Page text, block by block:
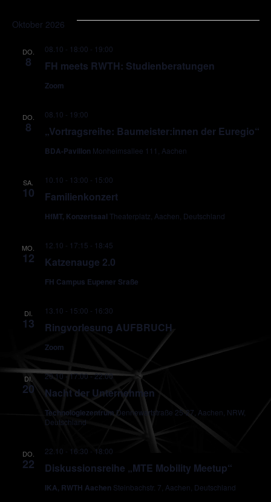
Oktober 2026
DO.
8 FH meets RWTH: Studienberatungen
08.10 - 18:00 - 19:00
Zoom
DO.
8 „Vortragsreihe: Baumeister:innen der Euregio“
08.10 - 19:00
BDA-Pavillon Monheimsallee 111, Aachen
SA.
10 Familienkonzert
10.10 - 13:00 - 15:00
HfMT, Konzertsaal Theaterplatz, Aachen, Deutschland
MO.
12 Katzenauge 2.0
12.10 - 17:15 - 18:45
FH Campus Eupener Sraße
DI.
13 Ringvorlesung AUFBRUCH
13.10 - 15:00 - 16:30
Zoom
DI.
20 Nacht der Unternehmen
20.10 - 17:00-22:00
TechnologiezentrumDennewartstraße 25-27, Aachen, NRW,
Deutschland
DO.
22 Diskussionsreihe „MTE Mobility Meetup“
22.10 - 16:30 - 18:00
IKA, RWTH Aachen Steinbachstr. 7, Aachen, Deutschland